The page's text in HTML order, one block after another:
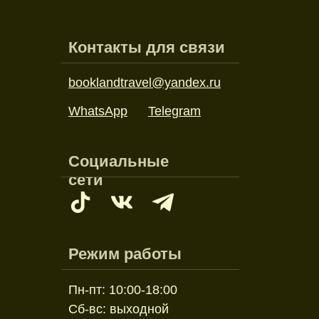
booklandtravel@yandex.ru
WhatsApp
Telegram
Контакты для связи
Пн-пт: 10:00-18:00
Сб-вс: выходной
Режим работы
Социальные
сети